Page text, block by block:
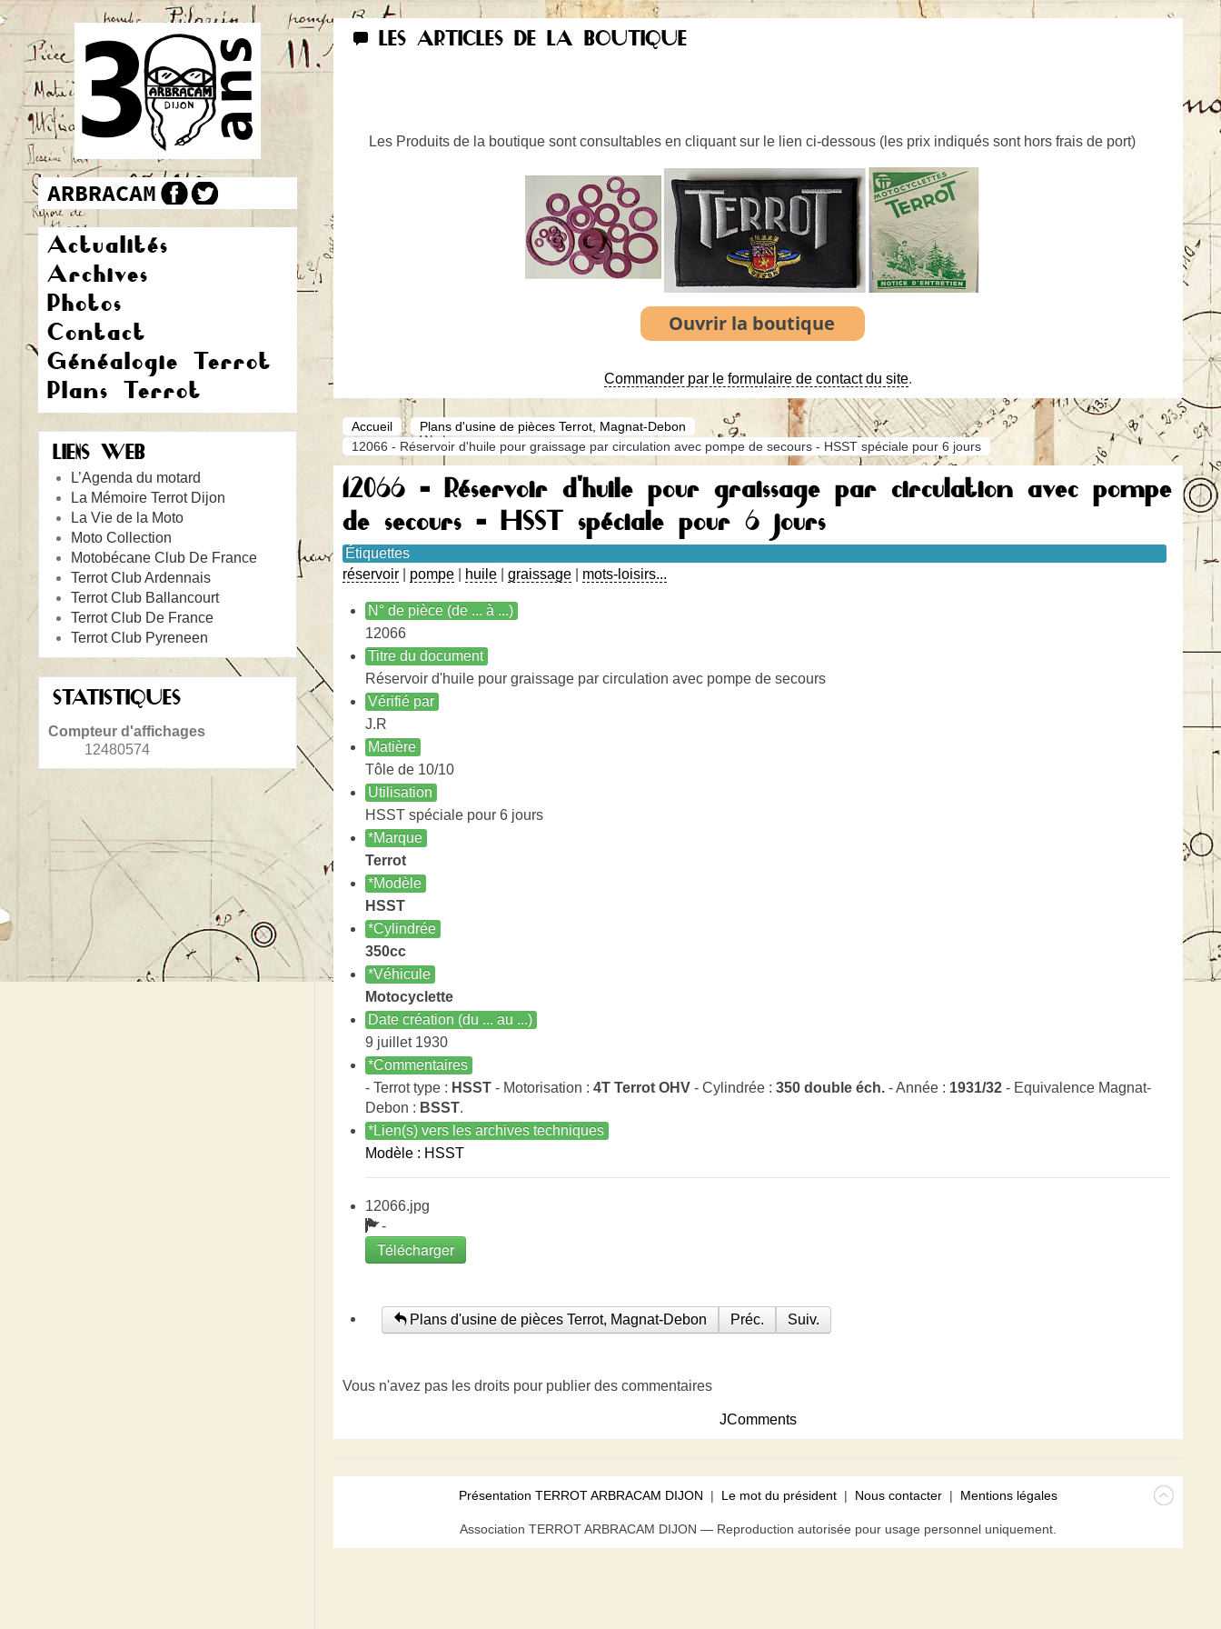
Actualités
Archives
Photos
Contact
Généalogie Terrot
Plans Terrot
LIENS WEB
L’Agenda du motard
La Mémoire Terrot Dijon
La Vie de la Moto
Moto Collection
Motobécane Club De France
Terrot Club Ardennais
Terrot Club Ballancourt
Terrot Club De France
Terrot Club Pyreneen
STATISTIQUES
Compteur d'affichages
12480574
LES ARTICLES DE LA BOUTIQUE
Les Produits de la boutique sont consultables en cliquant sur le lien ci-dessous ( les prix indiqués sont hors frais de port)
Commander par le formulaire de contact du site.
Accueil
Plans d'usine de pièces Terrot, Magnat-Debon
12066 - Réservoir d'huile pour graissage par circulation avec pompe de secours - HSST spéciale pour 6 jours
12066 - Réservoir d'huile pour graissage par circulation avec pompe
de secours - HSST spéciale pour 6 jours
Étiquettes
réservoir
pompe huile graissage mots-loisirs...
N° de pièce (de ... à ...)
12066
Titre du document
Réservoir d'huile pour graissage par circulation avec pompe de secours
Vérifié par
J.R
Matière
Tôle de 10/10
Utilisation
HSST spéciale pour 6 jours
*Marque
Terrot
*Modèle
HSST
*Cylindrée
350cc
*Véhicule
Motocyclette
Date création (du ... au ...)
9 juillet 1930
*Commentaires
- Terrot type : HSST - Motorisation : 4T Terrot OHV - Cylindrée : 350 double éch. - Année : 1931/32 - Equivalence Magnat-
Debon : BSST.
*Lien(s) vers les archives techniques
Modèle : HSST
12066.jpg
-
Télécharger
Plans d'usine de pièces Terrot, Magnat-Debon Préc. Suiv.
Vous n'avez pas les droits pour publier des commentaires
JComments
Présentation TERROT ARBRACAM DIJON | Le mot du président | Nous contacter | Mentions légales
Association TERROT ARBRACAM DIJON — Reproduction autorisée pour usage personnel uniquement.